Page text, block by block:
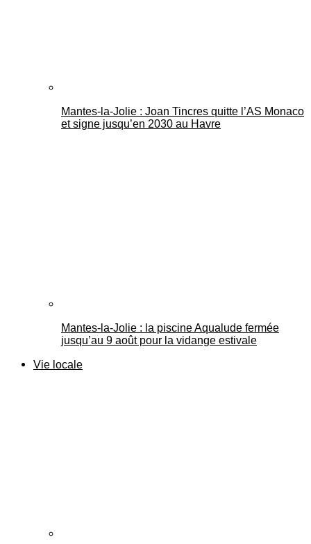
Mantes-la-Jolie : Joan Tincres quitte l’AS Monaco
et signe jusqu’en 2030 au Havre
Mantes-la-Jolie : la piscine Aqualude fermée
jusqu’au 9 août pour la vidange estivale
Vie locale